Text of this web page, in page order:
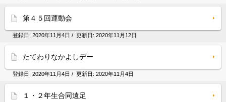
第４５回運動会
登録日: 2020年11月4日 / 更新日: 2020年11月12日
たてわりなかよしデー
登録日: 2020年11月4日 / 更新日: 2020年11月4日
１・２年生合同遠足